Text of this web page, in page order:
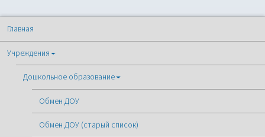
Главная
Учреждения
Дошкольное образование
Обмен ДОУ
Обмен ДОУ (старый список)